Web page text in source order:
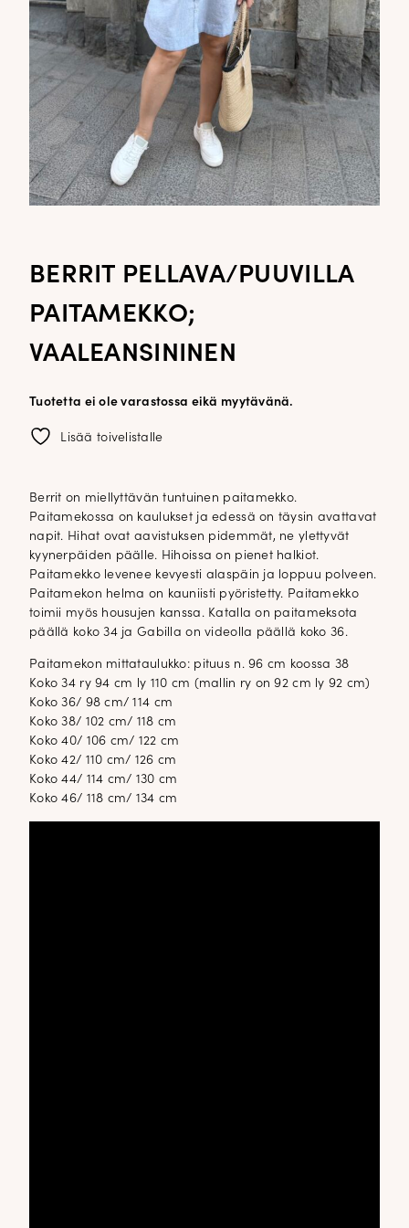
BERRIT PELLAVA/PUUVILLA
PAITAMEKKO;
VAALEANSININEN
Tuotetta ei ole varastossa eikä myytävänä.
Lisää toivelistalle
Berrit on miellyttävän tuntuinen paitamekko.
Paitamekossa on kaulukset ja edessä on täysin avattavat
napit. Hihat ovat aavistuksen pidemmät, ne ylettyvät
kyynerpäiden päälle. Hihoissa on pienet halkiot.
Paitamekko levenee kevyesti alaspäin ja loppuu polveen.
Paitamekon helma on kauniisti pyöristetty. Paitamekko
toimii myös housujen kanssa. Katalla on paitameksota
päällä koko 34 ja Gabilla on videolla päällä koko 36.
Paitamekon mittataulukko: pituus n. 96 cm koossa 38
Koko 34 ry 94 cm ly 110 cm (mallin ry on 92 cm ly 92 cm)
Koko 36/ 98 cm/ 114 cm
Koko 38/ 102 cm/ 118 cm
Koko 40/ 106 cm/ 122 cm
Koko 42/ 110 cm/ 126 cm
Koko 44/ 114 cm/ 130 cm
Koko 46/ 118 cm/ 134 cm